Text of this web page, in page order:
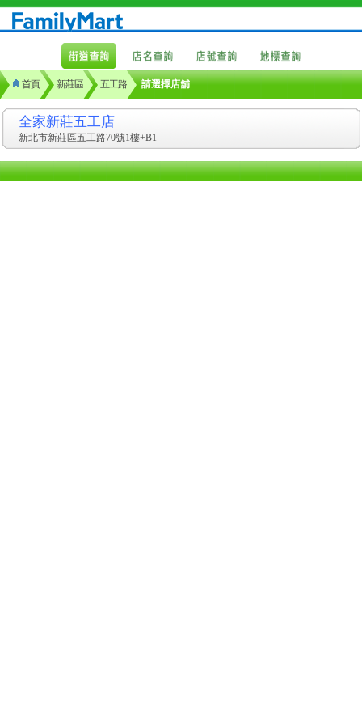
首頁 新莊區 五工路 請選擇店舖
全家新莊五工店
新北市新莊區五工路70號1樓+B1